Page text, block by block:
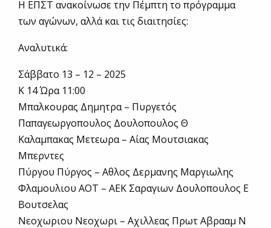
Η ΕΠΣΤ ανακοίνωσε την Πέμπτη το πρόγραμμα
των αγώνων, αλλά και τις διαιτησίες:
Αναλυτικά:
Σάββατο 13 – 12 – 2025
Κ 14 Ώρα 11:00
Μπαλκουρας Δημητρα – Πυργετός
Παπαγεωργοπουλος Δουλοπουλος Θ
Καλαμπακας Μετεωρα – Αίας Μουτσιακας
Μπερντες
Πύργου Πύργος – Αθλος Δερμανης Μαργιωλης
Φλαμουλιου ΑΟΤ – ΑΕΚ Σαραγιων Δουλοπουλος Ε
Βουτσελας
Νεοχωριου Νεοχωρι – Αχιλλεας Πρωτ Αβρααμ Ν